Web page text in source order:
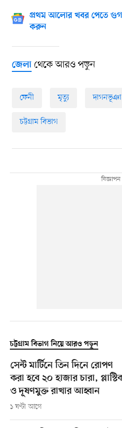
প্রথম আলোর খবর পেতে
করুন
জেলাথেকে আরও পড়ুন
ফেনী মৃত্যু দাগনভূঞা
চট্টগ্রাম বিভাগ
চট্টগ্রাম বিভাগ নিয়ে আরও পড়ুন
সেন্ট মার্টিনে তিন দিনে রোপণ
করা হবে ২০ হাজার চারা,
ও দূষণমুক্ত রাখার আহ্বান
১ ঘণ্টা আগে